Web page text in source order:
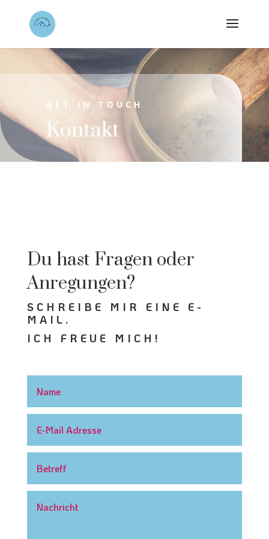
GET IN TOUCH
Kontakt
Du hast Fragen oder
Anregungen?
SCHREIBE MIR EINE E-
MAIL.
ICH FREUE MICH!